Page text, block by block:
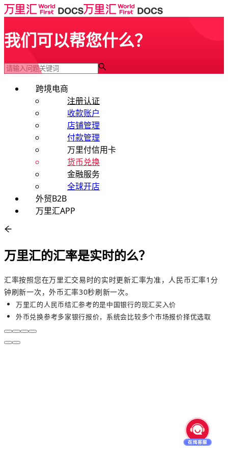
我们可以帮您什么？
跨境电商
注册认证
收款账户
店铺管理
付款管理
万里付信用卡
货币兑换
金融服务
全球开店
外贸B2B
万里汇APP
万里汇的汇率是实时的么？
汇率按照您在万里汇交易时的实时更新汇率为准，人民币汇率1分
钟刷新一次，外币汇率30秒刷新一次。
万里汇的人民币结汇参考的是中国银行的现汇买入价
外币兑换参考多家银行报价，系统会比较多个市场报价择优选取